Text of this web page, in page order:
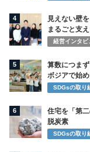
4
見えない壁
まるごと支
経営インタビ
5
算数につま
ボジアで始
SDGsの取り
6
住宅を「第
脱炭素
SDGsの取り